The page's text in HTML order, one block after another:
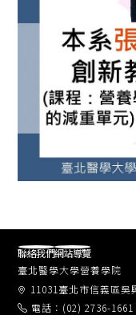
臺北醫學大學營養學院
11031臺北市信義區
電話：(02) 2736-1661
聯絡我們網站導覽